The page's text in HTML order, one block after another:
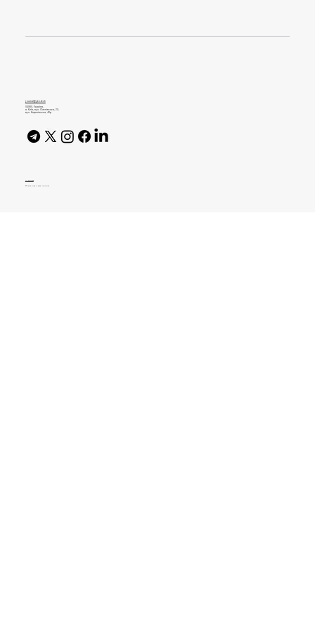
journal@gen.tech
04080, Україна,
м. Київ, вул. Оленівська, 23,​
вул. Кирилівська, 40р
AI Policy
© 2026 High Bar Journal